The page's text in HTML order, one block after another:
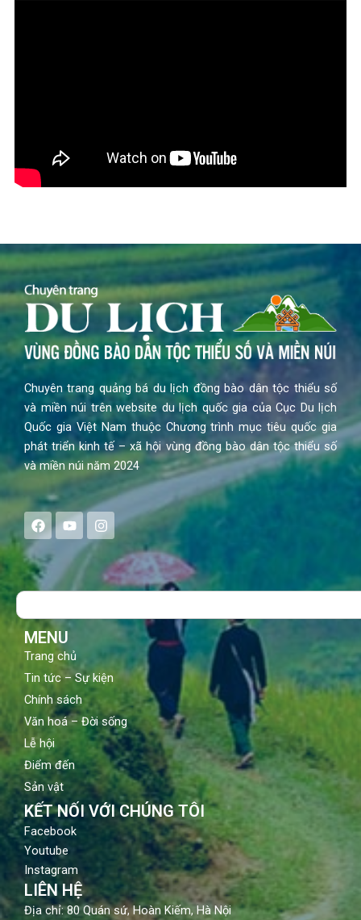
Chuyên trang quảng bá du lịch đồng bào dân tộc thiểu số
và miền núi trên website du lịch quốc gia của Cục Du lịch
Quốc gia Việt Nam thuộc Chương trình mục tiêu quốc gia
phát triển kinh tế – xã hội vùng đồng bào dân tộc thiểu số
và miền núi năm 2024
F
a
e
b
o
Y
o
t
u
b
I
n
s
a
g
Search
MENU
Trang chủ
Tin tức – Sự kiện
Chính sách
Văn hoá – Đời sống
Lễ hội
Điểm đến
Sản vật
KẾT NỐI VỚI CHÚNG TÔI
Facebook
Youtube
Instagram
LIÊN HỆ
Địa chỉ: 80 Quán sứ, Hoàn Kiếm, Hà Nội